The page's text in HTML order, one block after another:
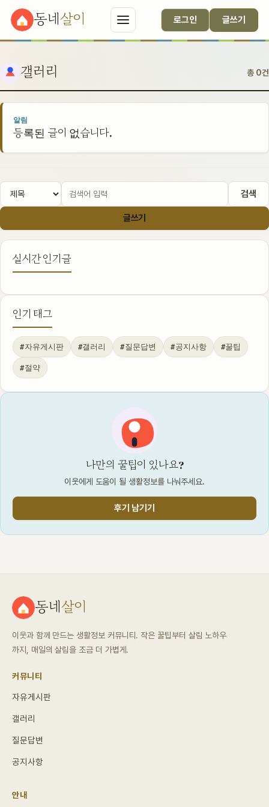
동네살이 로그인 글쓰기
갤러리 총 0건
알림
등록된 글이 없습니다.
검색
글쓰기
실시간 인기글
인기 태그
#자유게시판 #갤러리 #질문답변 #공지사항 #꿀팁
#절약
나만의 꿀팁이 있나요?
이웃에게 도움이 될 생활정보를 나눠주세요.
후기 남기기
동네살이
이웃과 함께 만드는 생활정보 커뮤니티. 작은 꿀팁부터 살림 노하우
까지, 매일의 살림을 조금 더 가볍게.
커뮤니티
자유게시판
갤러리
질문답변
공지사항
안내